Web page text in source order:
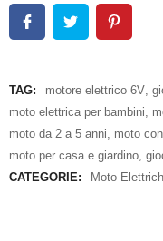
TAG: motore elettrico 6V
moto elettrica per bambini
moto da 2 a 5 anni
moto
moto per casa e giardino
CATEGORIE:
Moto